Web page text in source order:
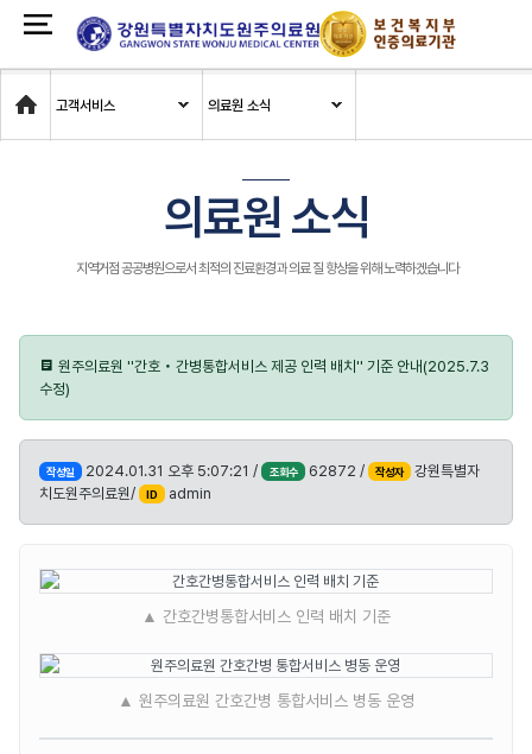
Home
고객서비스 의료원 소식
의료원 소식
지역거점 공공병원으로서 최적의 진료환경과 의료 질 향상을 위해 노력하겠습니다
원주의료원 ''간호‧간병통합서비스 제공 인력 배치'' 기준 안내(2025.7.3
수정)
작성일 2024.01.31 오후 5:07:21 / 조회수 62872 / 작성자
강원특별자
치도원주의료원/
ID admin
▲ 간호간병통합서비스 인력 배치 기준
▲ 원주의료원 간호간병 통합서비스 병동 운영